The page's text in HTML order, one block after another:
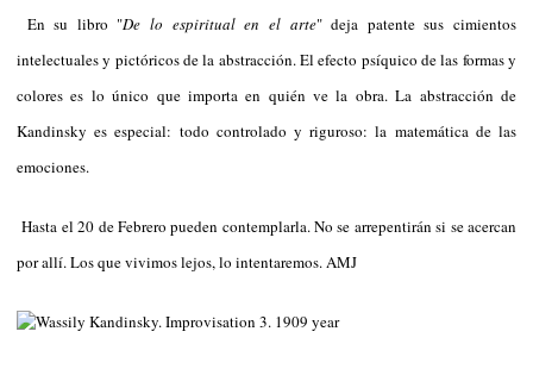
En su libro "De lo espiritual en el arte" deja patente sus cimientos
intelectuales y pictóricos de la abstracción. El efecto psíquico de las formas y
colores es lo único que importa en quién ve la obra. La abstracción de
Kandinsky es especial: todo controlado y riguroso: la matemática de las
emociones.
Hasta el 20 de Febrero pueden contemplarla. No se arrepentirán si se acercan
por allí. Los que vivimos lejos, lo intentaremos. AMJ